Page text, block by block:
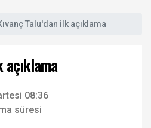
Talu'dan ilk açıklama
açıklama
08:36
süresi